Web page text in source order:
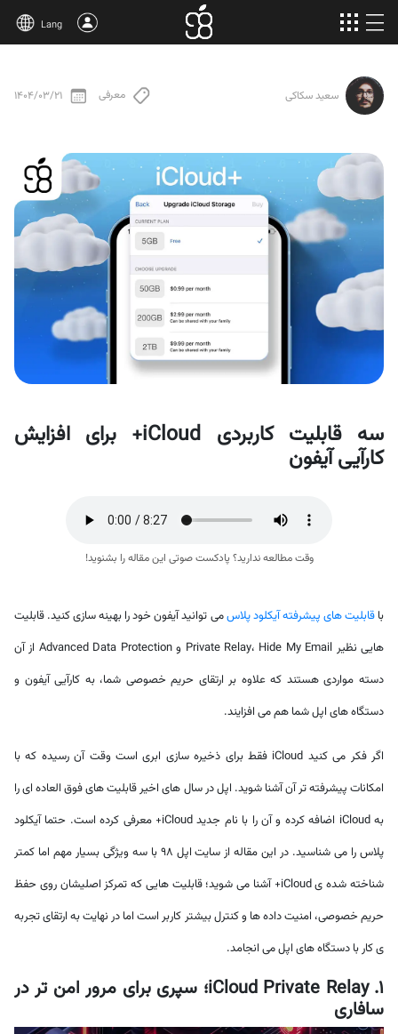
محصولات بیشتر
پشتیبانی
Lang
سعید سکاکی معرفی 1404/03/21
سه قابلیت کاربردی iCloud+ برای افزایش
کارآیی آیفون
وقت مطالعه ندارید؟ پادکست صوتی این مقاله را بشنوید!
باقابلیت های پیشرفته آیکلود پلاسمی توانید آیفون خود را بهینه سازی کنید. قابلیت
هایی نظیر Private Relay، Hide My Email و Advanced Data Protection از آن
دسته مواردی هستند که علاوه بر ارتقای حریم خصوصی شما، به کارآیی آیفون و
دستگاه های اپل شما هم می افزایند.
اگر فکر می کنید iCloud فقط برای ذخیره سازی ابری است وقت آن رسیده که با
امکانات پیشرفته تر آن آشنا شوید. اپل در سال های اخیر قابلیت های فوق العاده ای را
به iCloud اضافه کرده و آن را با نام جدید iCloud+ معرفی کرده است. حتما آیکلود
پلاس را می شناسید. در این مقاله از سایت اپل 98 با سه ویژگی بسیار مهم اما کمتر
شناخته شده ی iCloud+ آشنا می شوید؛ قابلیت هایی که تمرکز اصلیشان روی حفظ
حریم خصوصی، امنیت داده ها و کنترل بیشتر کاربر است اما در نهایت به ارتقای تجربه
ی کار با دستگاه های اپل می انجامد.
1. iCloud Private Relay؛ سپری برای مرور امن تر در
سافاری